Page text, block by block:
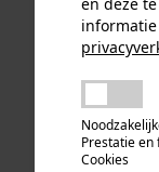
KOX
haaks 325", 1.6
Prestatie en
Cookies
Er is
hetdelen
mail